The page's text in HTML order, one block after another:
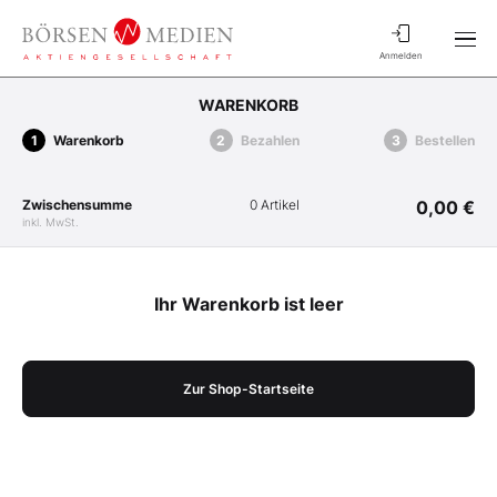
Anmelden
WARENKORB
Warenkorb Bezahlen Bestellen
Zwischensumme
inkl. MwSt.
0 Artikel 0,00 €
Ihr Warenkorb ist leer
Zur Shop-Startseite